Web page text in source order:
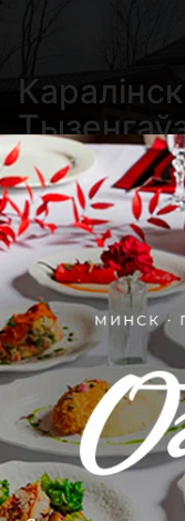
80.1 км •
Агроусадьба
18 века, картинной
объектами
143.6 км •
Красноармейская
Ресторан
Отпразднуйте